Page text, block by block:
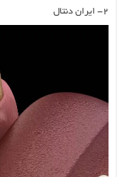
۲- ایران دنتال